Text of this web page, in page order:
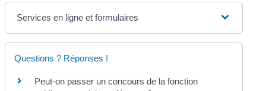
Services en ligne et formulaires
Questions ? Réponses !
Peut-on passer un concours de la fonction